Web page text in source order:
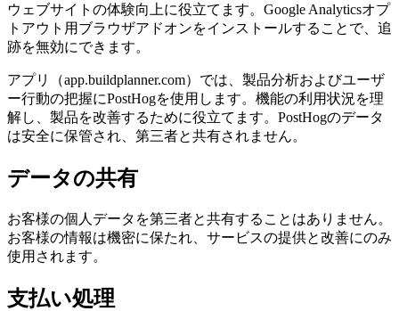
ウェブサイトの体験向上に役立てます。Google Analyticsオプ
トアウト用ブラウザアドオンをインストールすることで、追
跡を無効にできます。
アプリ（app.buildplanner.com）では、製品分析およびユーザ
ー行動の把握にPostHogを使用します。機能の利用状況を理
解し、製品を改善するために役立てます。PostHogのデータ
は安全に保管され、第三者と共有されません。
データの共有
お客様の個人データを第三者と共有することはありません。
お客様の情報は機密に保たれ、サービスの提供と改善にのみ
使用されます。
支払い処理